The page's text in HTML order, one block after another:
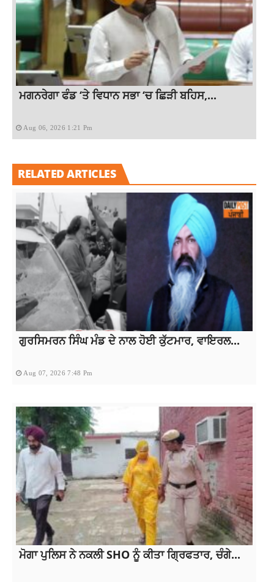
ਮਗਨਰੇਗਾ ਫੰਡ ‘ਤੇ ਵਿਧਾਨ ਸਭਾ ‘ਚ ਛਿੜੀ ਬਹਿਸ,...
Aug 06, 2026 1:21 Pm
RELATED ARTICLES
ਗੁਰਸਿਮਰਨ ਸਿੰਘ ਮੰਡ ਦੇ ਨਾਲ ਹੋਈ ਕੁੱਟਮਾਰ, ਵਾਇਰਲ...
Aug 07, 2026 7:48 Pm
ਮੋਗਾ ਪੁਲਿਸ ਨੇ ਨਕਲੀ SHO ਨੂੰ ਕੀਤਾ ਗ੍ਰਿਫਤਾਰ, ਚੰਗੇ...